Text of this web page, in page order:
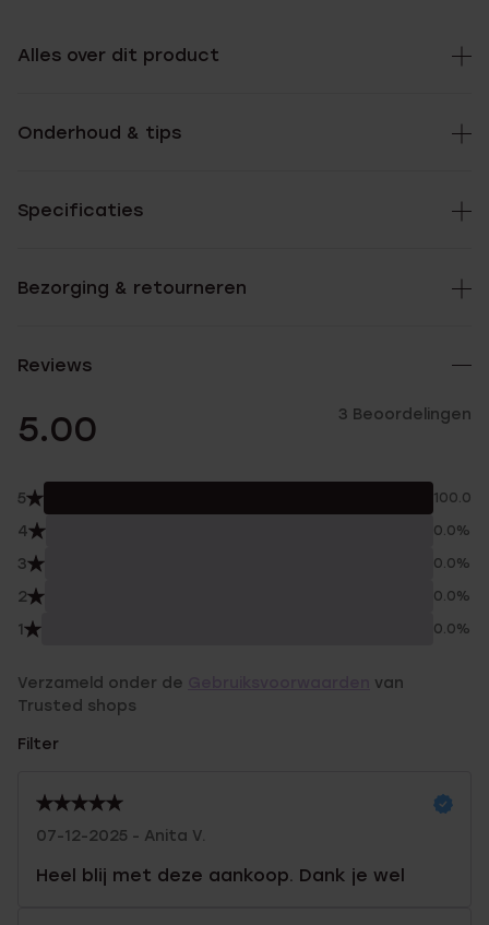
Alles over dit product
Onderhoud & tips
Specificaties
Bezorging & retourneren
Reviews
5.00 3 Beoordelingen
5 100.0%
4 0.0%
3 0.0%
2 0.0%
1 0.0%
Verzameld onder de
van
Trusted shops
Filter
07-12-2025 - Anita V.
Heel blij met deze aankoop. Dank je wel